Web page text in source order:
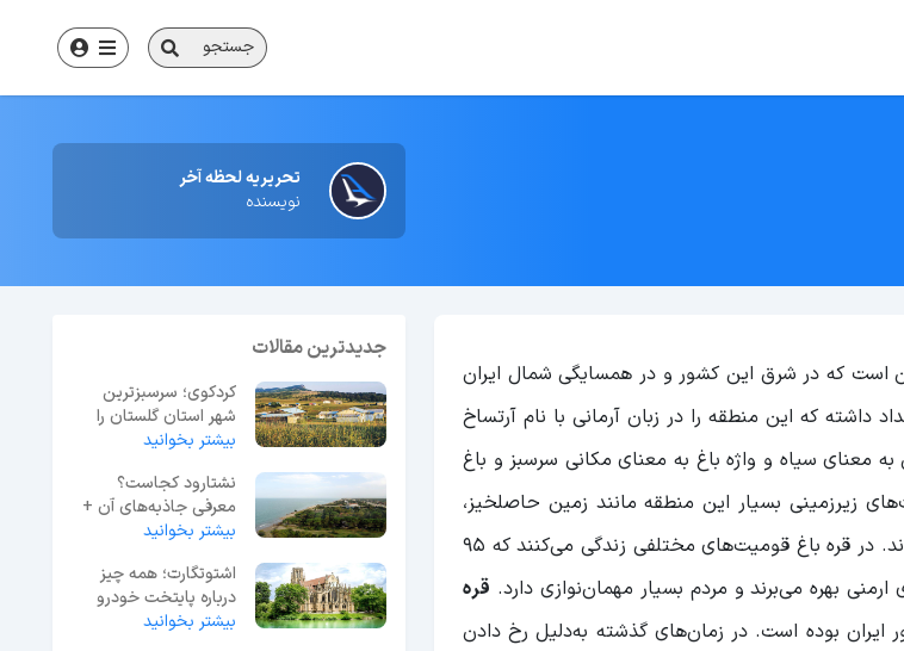
جستجو
تحریریه لحظه آخر
نویسنده
است که در شرق این کشور و در همسایگی شمال ایران
داشته که این منطقه را در زبان آرمانی با نام آرتساخ
به معنای سیاه و واژه باغ به معنای مکانی سرسبز و باغ
زیرزمینی بسیار این منطقه مانند زمین حاصلخیز،
جنگل‌های زیبا و انواع معادن و منابع زیرزمینی سبب به شهرت رسیدن آن شده‌اند. در قره باغ قومیت‌های مختلفی زندگی می‌کنند که 95
بهره می‌برند و مردم بسیار مهمان‌نوازی دارد. قره
ایران بوده است. در زمان‌های گذشته به‌دلیل رخ دادن
جدیدترین مقالات
کردکوی؛ سرسبزترین
شهر استان گلستان را
بشناسید
بیشتر بخوانید
نشتارود کجاست؟
معرفی جاذبه‌های آن +
فاصله از تهران
بیشتر بخوانید
اشتوتگارت؛ همه چیز
درباره پایتخت خودرو
آلمان
بیشتر بخوانید